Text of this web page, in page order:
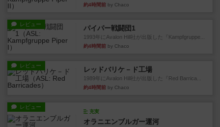
約4時間前 by Chaco
レビュー パイパー戦闘団1
1993年にAvalon Hill社が出版した『Kampfgruppe...
約4時間前 by Chaco
レビュー レッドバリケ－ド工場
1989年にAvalon Hill社が出版した『Red Barrica...
約4時間前 by Chaco
レビュー
充実
オラニエンブルガー運河